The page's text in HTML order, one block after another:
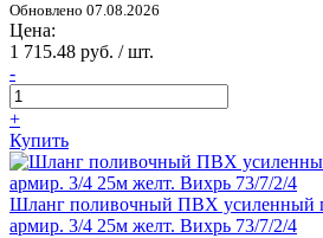
Обновлено 07.08.2026
Цена:
1 715.48 руб. / шт.
-
+
Купить
Шланг поливочный ПВХ усиленный
армир. 3/4 25м желт. Вихрь 73/7/2/4